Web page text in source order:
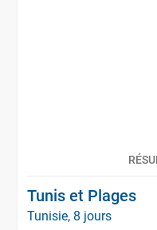
Tunis et Plages
Tunisie, 8 jours